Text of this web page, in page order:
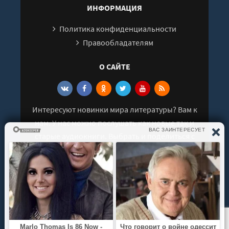
Дорога в космос. Записки Летчика-космонавта СССР
Дорога в космос. Записки Летчика-космонавта СССР
Дорога в космос. Записки Летчика-космонавта СССР
Дорога в космос. Записки Летчика-космонавта СССР
Дорога в космос. Записки Летчика-космонавта СССР
Дорога в космос. Записки Летчика-космонавта СССР
Дорога в космос. Записки Летчика-космонавта СССР
Дорога в космос. Записки Летчика-космонавта СССР
Дорога в космос. Записки Летчика-космонавта СССР
Дорога в космос. Записки Летчика-космонавта СССР
Дорога в космос. Записки Летчика-космонавта СССР
ИНФОРМАЦИЯ
Политика конфиденциальности
Правообладателям
О САЙТЕ
Интересуют новинки мира литературы? Вам к
нам. У нас можно послушать как новые так и
старые аудиокниги. Выбрать и поделиться с
друзьями лучшими аудиокнигами!
© 2021 - 2026 kniga-audio.net. Все права
защищены.